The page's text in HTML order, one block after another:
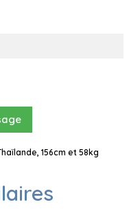
156cm et 58kg